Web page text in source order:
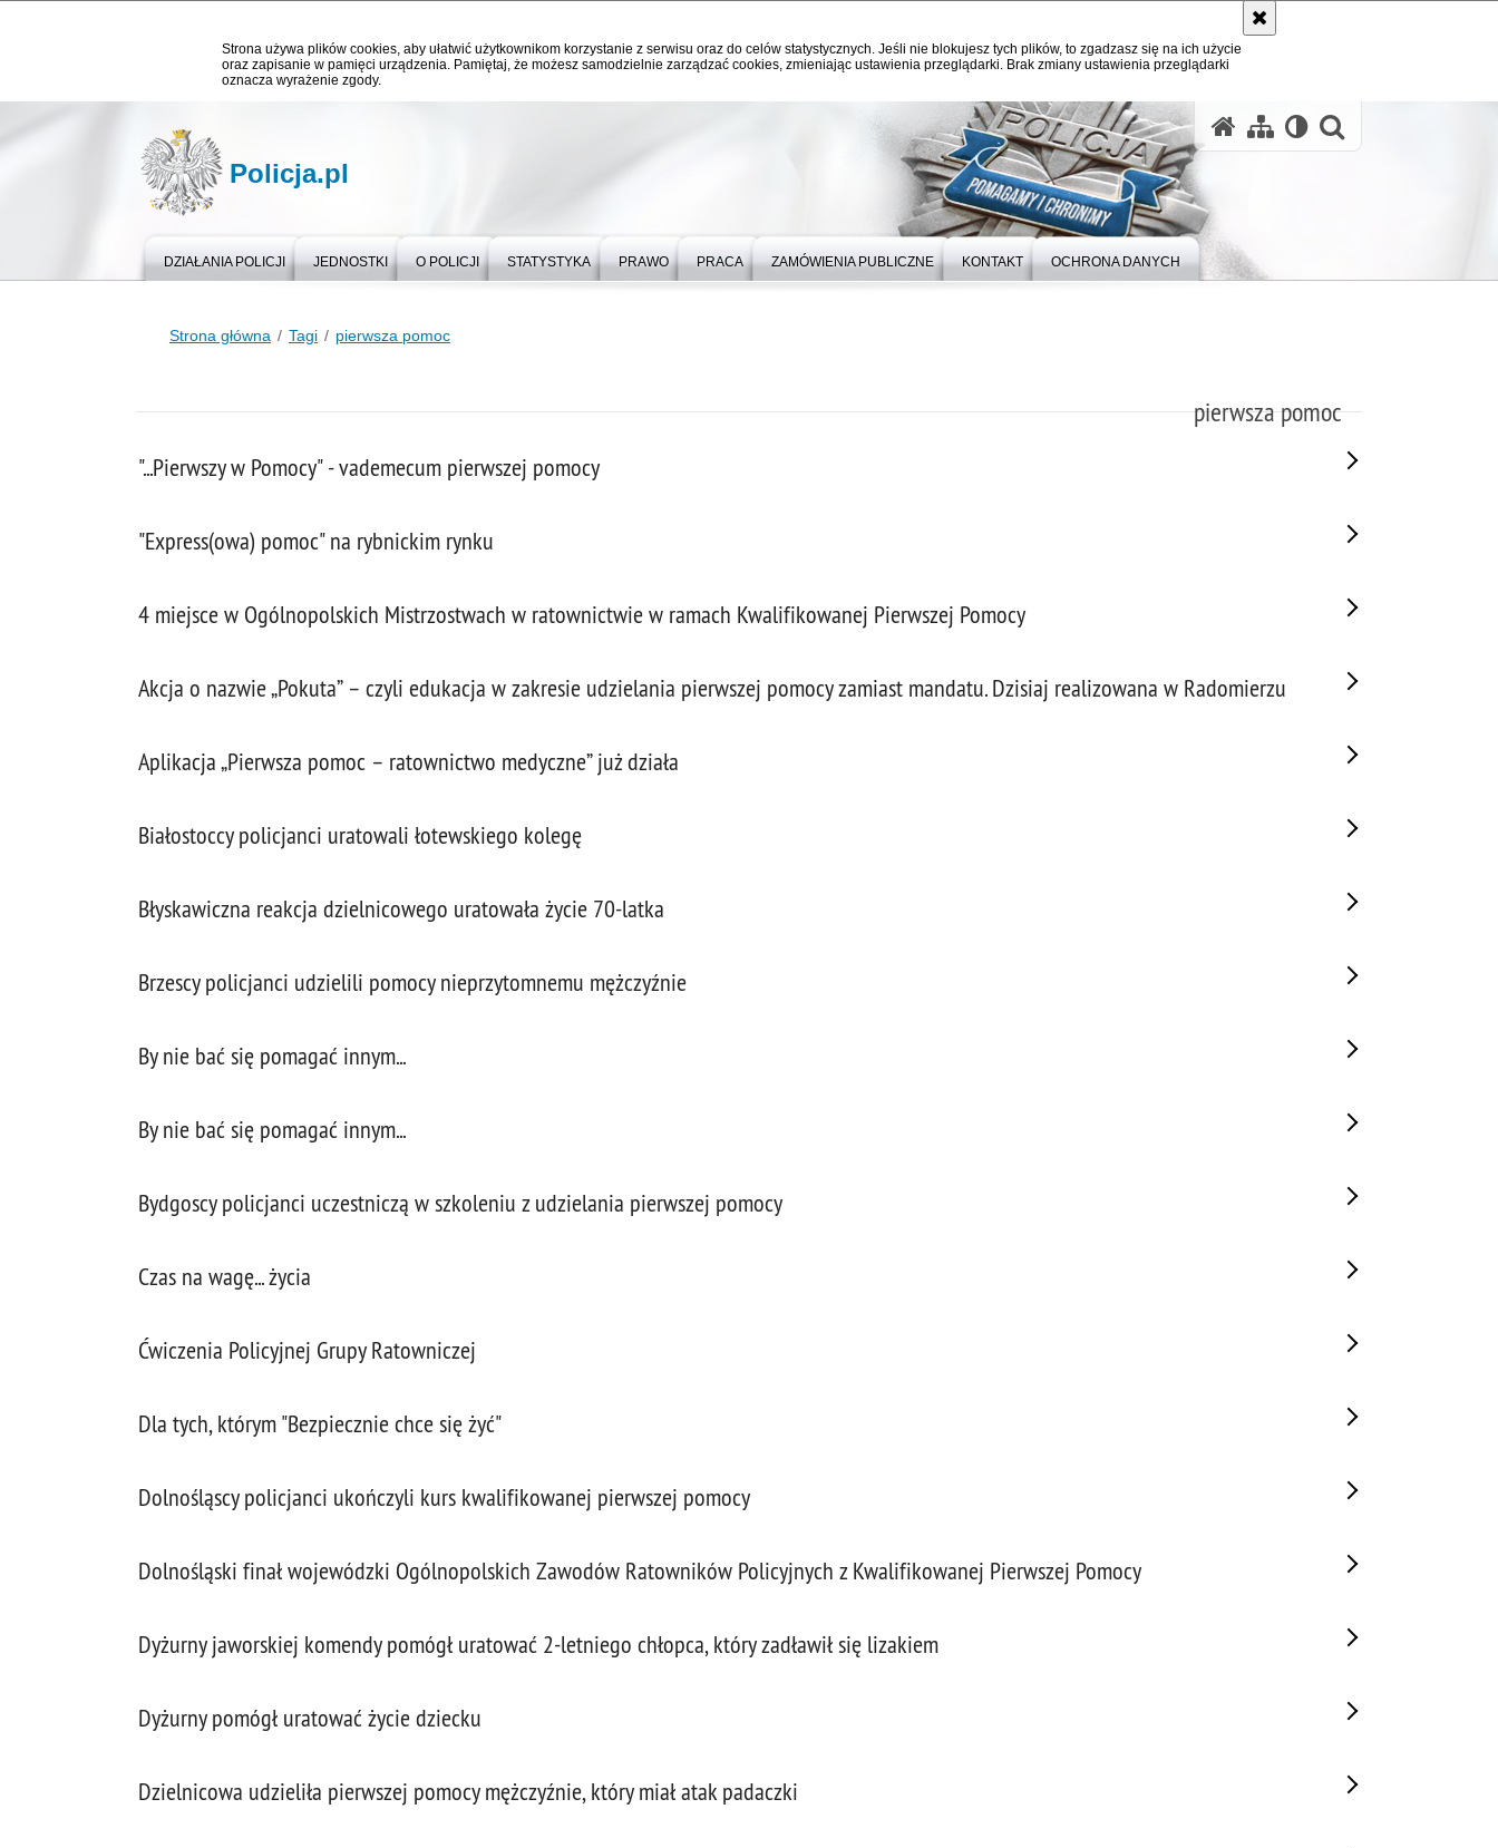
Strona używa plików cookies, aby ułatwić użytkownikom korzystanie z serwisu oraz do celów statystycznych. Jeśli nie blokujesz tych plików, to zgadzasz się na ich użycie
oraz zapisanie w pamięci urządzenia. Pamiętaj, że możesz samodzielnie zarządzać cookies, zmieniając ustawienia przeglądarki. Brak zmiany ustawienia przeglądarki
oznacza wyrażenie zgody.
Policja.pl
DZIAŁANIA POLICJI JEDNOSTKI O POLICJI STATYSTYKA PRAWO PRACA ZAMÓWIENIA PUBLICZNE KONTAKT OCHRONA DANYCH
Strona główna Tagi pierwsza pomoc
pierwsza pomoc
"...Pierwszy w Pomocy" - vademecum pierwszej pomocy
"Express(owa) pomoc" na rybnickim rynku
4 miejsce w Ogólnopolskich Mistrzostwach w ratownictwie w ramach Kwalifikowanej Pierwszej Pomocy
Akcja o nazwie „Pokuta” – czyli edukacja w zakresie udzielania pierwszej pomocy zamiast mandatu. Dzisiaj realizowana w Radomierzu
Aplikacja „Pierwsza pomoc – ratownictwo medyczne” już działa
Białostoccy policjanci uratowali łotewskiego kolegę
Błyskawiczna reakcja dzielnicowego uratowała życie 70-latka
Brzescy policjanci udzielili pomocy nieprzytomnemu mężczyźnie
By nie bać się pomagać innym...
By nie bać się pomagać innym...
Bydgoscy policjanci uczestniczą w szkoleniu z udzielania pierwszej pomocy
Czas na wagę... życia
Ćwiczenia Policyjnej Grupy Ratowniczej
Dla tych, którym "Bezpiecznie chce się żyć"
Dolnośląscy policjanci ukończyli kurs kwalifikowanej pierwszej pomocy
Dolnośląski finał wojewódzki Ogólnopolskich Zawodów Ratowników Policyjnych z Kwalifikowanej Pierwszej Pomocy
Dyżurny jaworskiej komendy pomógł uratować 2-letniego chłopca, który zadławił się lizakiem
Dyżurny pomógł uratować życie dziecku
Dzielnicowa udzieliła pierwszej pomocy mężczyźnie, który miał atak padaczki